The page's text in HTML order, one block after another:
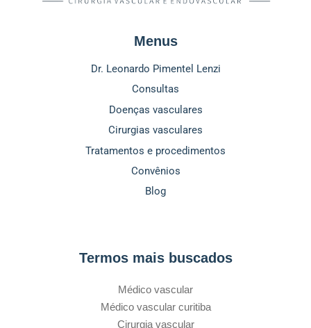
Menus
Dr. Leonardo Pimentel Lenzi
Consultas
Doenças vasculares
Cirurgias vasculares
Tratamentos e procedimentos
Convênios
Blog
Termos mais buscados
Médico vascular
Médico vascular curitiba
Cirurgia vascular